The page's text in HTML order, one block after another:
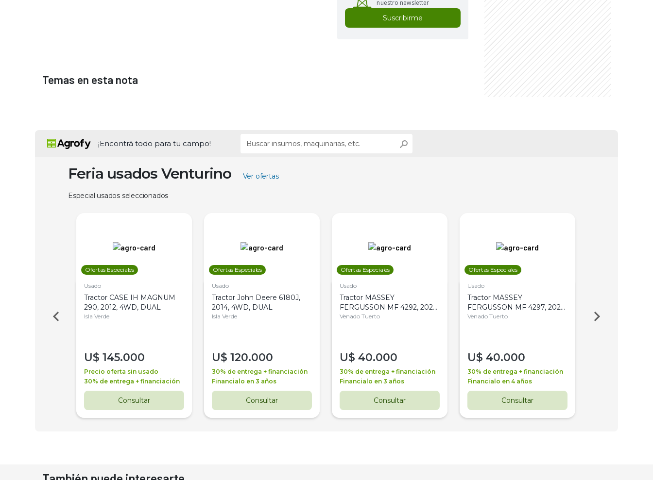
nuestro newsletter
Suscribirme
Temas en esta nota
¡Encontrá todo para tu campo!
Feria usados Venturino Ver ofertas
Especial usados seleccionados
Ofertas Especiales
Usado
Tractor CASE IH MAGNUM
290, 2012, 4WD, DUAL
Isla Verde
U$ 145.000
Precio oferta sin usado
30% de entrega + financiación
Consultar
Ofertas Especiales
Usado
Tractor John Deere 6180J,
2014, 4WD, DUAL
Isla Verde
U$ 120.000
30% de entrega + financiación
Financialo en 3 años
Consultar
Ofertas Especiales
Usado
Tractor MASSEY
FERGUSSON MF 4292, 2020,
4WD, PATON
Venado Tuerto
U$ 40.000
30% de entrega + financiación
Financialo en 3 años
Consultar
Ofertas Especiales
Usado
Tractor MASSEY
FERGUSSON MF 4297, 2020,
4WD, PATON
Venado Tuerto
U$ 40.000
30% de entrega + financiación
Financialo en 4 años
Consultar
Venado Tuerto